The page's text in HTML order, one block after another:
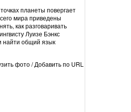
планеты повергает
мира приведены
как разговаривать
Луизе Бэнкс
найти общий язык
фото/Добавить по URL